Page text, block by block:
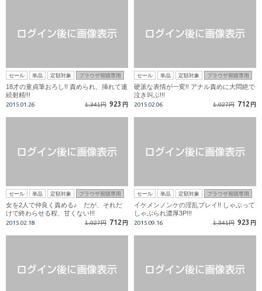
セール 単品 定額対象 ブラウザ視聴専用
18才の童貞筆おろし!! 責められ、挿れて連
続射精!!!
2015.01.26 1,341円 923 円
セール 単品 定額対象 ブラウザ視聴専用
硬派な表情が一変!! アナル責めに大悶絶で
泣き叫ぶ!!!
2015.02.06 1,027円 712 円
セール 単品 定額対象 ブラウザ視聴専用
女を2人で仲良く責める♪ だが、それだ
けで終わらせる程、甘くない!!!
2015.02.18 1,027円 712 円
セール 単品 定額対象 ブラウザ視聴専用
イケメンノンケの淫乱プレイ!! しゃぶって
しゃぶられ濃厚3P!!!
2015.09.16 1,341円 923 円